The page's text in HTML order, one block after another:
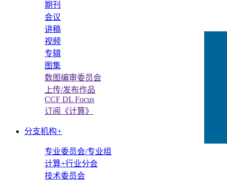
期刊
会议
讲稿
视频
专辑
图集
数图编审委员会
上传/发布作品
CCF DL Focus
订阅《计算》
分支机构+
专业委员会/专业组
计算+行业分会
技术委员会